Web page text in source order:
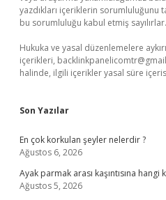
yazdıkları içeriklerin sorumluluğunu
bu sorumluluğu kabul etmiş sayılırlar.
Hukuka ve yasal düzenlemelere
içerikleri,
halinde, ilgili içerikler yasal süre
Son Yazılar
En çok korkulan şeyler nelerdir ?
Ağustos 6, 2026
Ayak parmak arası kaşıntısına hangi
Ağustos 5, 2026